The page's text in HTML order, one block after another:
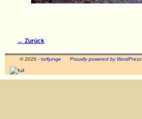
Bilder-Navigation
← Zurück
© 2026 - torfjunge Proudly powered by WordPress